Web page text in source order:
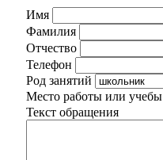
Имя
Фамилия
Отчество
Телефон
Род занятий
Место работы или учебы
Текст обращения